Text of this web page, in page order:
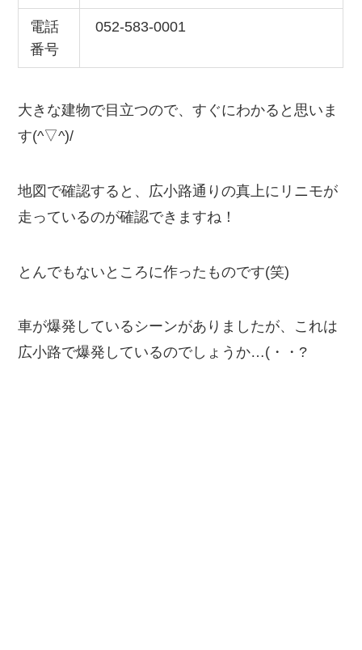
電話
番号
052-583-0001
大きな建物で目立つので、すぐにわかると思いま
す(^▽^)/
地図で確認すると、広小路通りの真上にリニモが
走っているのが確認できますね！
とんでもないところに作ったものです(笑)
車が爆発しているシーンがありましたが、これは
広小路で爆発しているのでしょうか…(・・?